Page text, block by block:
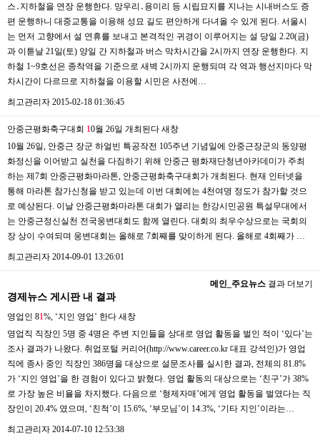
스․지하철을 연장 운행한다. 망우리․용미리 등 시립묘지를 지나는 시내버스도 증
편 운행하니 대중교통을 이용해 성묘 길도 편안하게 다녀올 수 있게 된다. 서울시
는 먼저 고향에서 설 연휴를 보내고 본격적인 귀경이 이루어지는 설 당일 2.20(금)
과 이튿날 21일(토) 양일 간 지하철과 버스 막차시간을 2시까지 연장 운행한다. 지
하철 1~9호선은 종착역을 기준으로 새벽 2시까지 운행되며 각 역과 행선지마다 막
차시간이 다르므로 지하철을 이용할 시민은 사전에…
최고관리자 2015-02-18 01:36:45
안중근평화축구대회 10월 26일 개최된다 새창
10월 26일, 안중근 장군 하얼빈 특공작전 105주년 기념일에 안중근장군의 동양평
화정신을 이어받고 실천을 다짐하기 위해 안중근 평화재단청년아카데미가 주최
하는 제7회 안중근평화마라톤, 안중근평화축구대회가 개최된다. 현재 인터넷을
통해 마라톤 참가신청을 받고 있는데 이번 대회에는 4천여명 정도가 참가할 것으
로 예상된다. 이날 안중근평화마라톤 대회가 열리는 한강시민공원 특설무대에서
는 안중근정신실천 전국웅변대회도 함께 열린다. 대회의 최우수상으로는 국회의
장 상이 수여되며 웅변대회는 올해로 7회째를 맞이하게 된다. 올해로 4회째가 …
최고관리자 2014-09-01 13:26:01
메인_주요뉴스 결과 더보기
경제뉴스 게시판 내 결과
영업인 81%, ‘지인 영업’ 한다 새창
영업직 직장인 5명 중 4명은 주변 지인들을 상대로 영업 활동을 벌인 적이 ‘있다’는
조사 결과가 나왔다. 취업포털 커리어(http://www.career.co.kr 대표 강석인)가 영업
직에 종사 중인 직장인 386명을 대상으로 설문조사를 실시한 결과, 전체의 81.8%
가 ‘지인 영업’을 한 경험이 있다고 밝혔다. 영업 활동의 대상으로는 ‘친구’가 38%
로 가장 높은 비율을 차지했다. 다음으로 ‘형제자매’에게 영업 활동을 벌였다는 직
장인이 20.4% 였으며, ‘친척’이 15.6%, ‘부모님’이 14.3%, ‘기타 지인’이라는…
최고관리자 2014-07-10 12:53:38